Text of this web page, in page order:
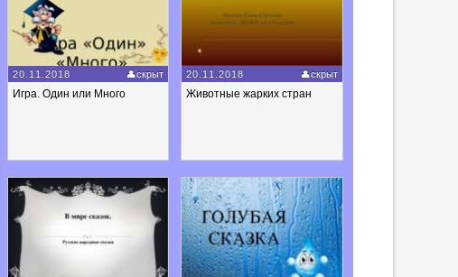
20.11.2018 скрыт
Игра. Один или Много
20.11.2018 скрыт
Животные жарких стран